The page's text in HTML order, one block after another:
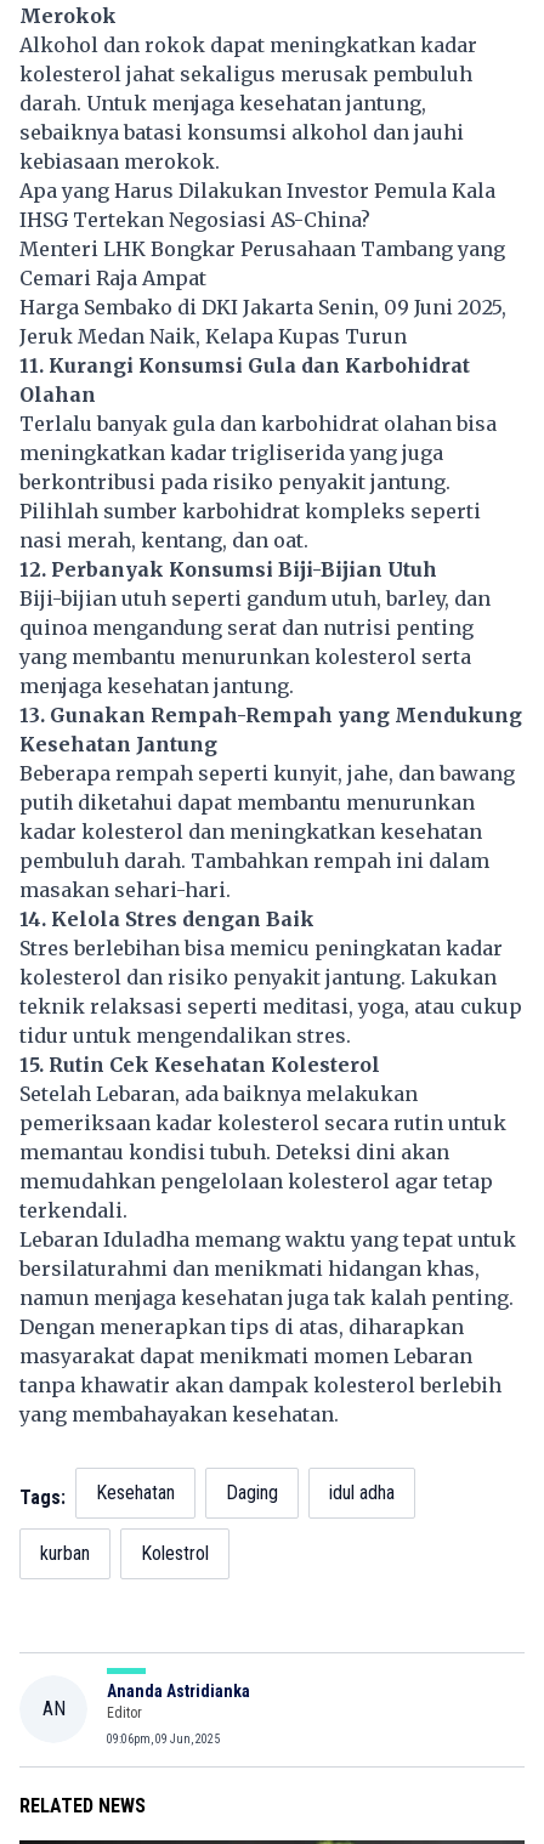
Merokok
Alkohol dan rokok dapat meningkatkan kadar
kolesterol jahat sekaligus merusak pembuluh
darah. Untuk menjaga kesehatan jantung,
sebaiknya batasi konsumsi alkohol dan jauhi
kebiasaan merokok.
Apa yang Harus Dilakukan Investor Pemula Kala
IHSG Tertekan Negosiasi AS-China?
Menteri LHK Bongkar Perusahaan Tambang yang
Cemari Raja Ampat
Harga Sembako di DKI Jakarta Senin, 09 Juni 2025,
Jeruk Medan Naik, Kelapa Kupas Turun
11. Kurangi Konsumsi Gula dan Karbohidrat
Olahan
Terlalu banyak gula dan karbohidrat olahan bisa
meningkatkan kadar trigliserida yang juga
berkontribusi pada risiko penyakit jantung.
Pilihlah sumber karbohidrat kompleks seperti
nasi merah, kentang, dan oat.
12. Perbanyak Konsumsi Biji-Bijian Utuh
Biji-bijian utuh seperti gandum utuh, barley, dan
quinoa mengandung serat dan nutrisi penting
yang membantu menurunkan kolesterol serta
menjaga kesehatan jantung.
13. Gunakan Rempah-Rempah yang Mendukung
Kesehatan Jantung
Beberapa rempah seperti kunyit, jahe, dan bawang
putih diketahui dapat membantu menurunkan
kadar kolesterol dan meningkatkan kesehatan
pembuluh darah. Tambahkan rempah ini dalam
masakan sehari-hari.
14. Kelola Stres dengan Baik
Stres berlebihan bisa memicu peningkatan kadar
kolesterol dan risiko penyakit jantung. Lakukan
teknik relaksasi seperti meditasi, yoga, atau cukup
tidur untuk mengendalikan stres.
15. Rutin Cek Kesehatan Kolesterol
Setelah Lebaran, ada baiknya melakukan
pemeriksaan kadar kolesterol secara rutin untuk
memantau kondisi tubuh. Deteksi dini akan
memudahkan pengelolaan kolesterol agar tetap
terkendali.
Lebaran Iduladha memang waktu yang tepat untuk
bersilaturahmi dan menikmati hidangan khas,
namun menjaga kesehatan juga tak kalah penting.
Dengan menerapkan tips di atas, diharapkan
masyarakat dapat menikmati momen Lebaran
tanpa khawatir akan dampak kolesterol berlebih
yang membahayakan kesehatan.
Tags: Kesehatan Daging idul adha
kurban Kolestrol
AN
Ananda Astridianka
Editor
09:06pm, 09 Jun, 2025
RELATED NEWS